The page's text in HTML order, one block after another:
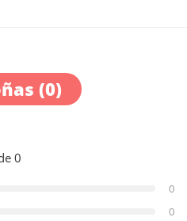
(0)
0
0
0